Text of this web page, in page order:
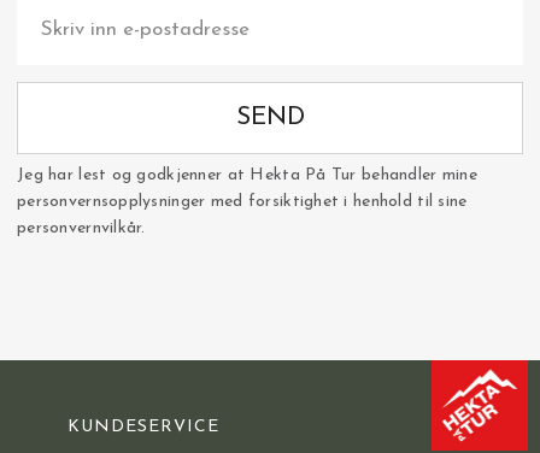
SEND
Jeg har lest og godkjenner at Hekta På Tur behandler mine
personvernsopplysninger med forsiktighet i henhold til sine
personvernvilkår.
KUNDESERVICE